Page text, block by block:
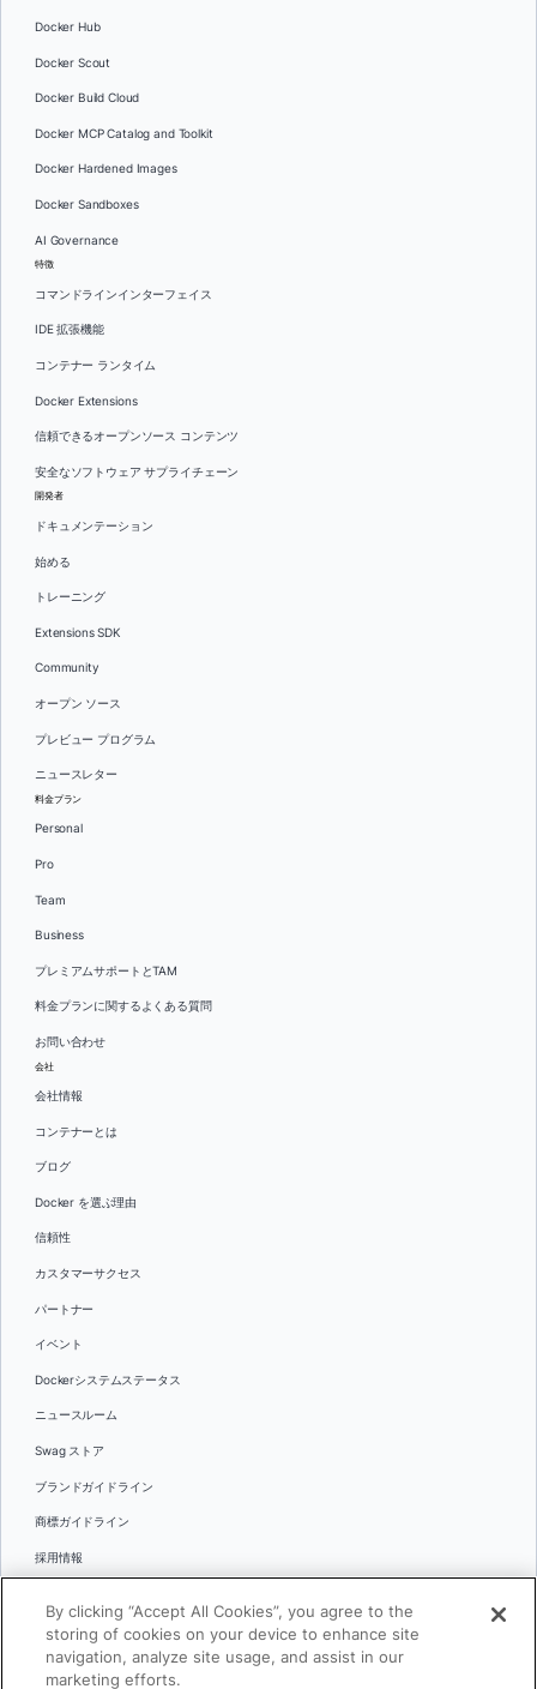
Docker Hub
Docker Scout
Docker Build Cloud
Docker MCP Catalog and Toolkit
Docker Hardened Images
Docker Sandboxes
AI Governance
特徴
コマンドラインインターフェイス
IDE 拡張機能
コンテナー ランタイム
Docker Extensions
信頼できるオープンソース コンテンツ
安全なソフトウェア サプライチェーン
開発者
ドキュメンテーション
始める
トレーニング
Extensions SDK
Community
オープン ソース
プレビュー プログラム
ニュースレター
料金プラン
Personal
Pro
Team
Business
プレミアムサポートとTAM
料金プランに関するよくある質問
お問い合わせ
会社
会社情報
コンテナーとは
ブログ
Docker を選ぶ理由
信頼性
カスタマーサクセス
パートナー
イベント
Dockerシステムステータス
ニュースルーム
Swag ストア
ブランドガイドライン
商標ガイドライン
採用情報
言語
日本語
By clicking “Accept All Cookies”, you agree to the
storing of cookies on your device to enhance site
navigation, analyze site usage, and assist in our
marketing efforts.